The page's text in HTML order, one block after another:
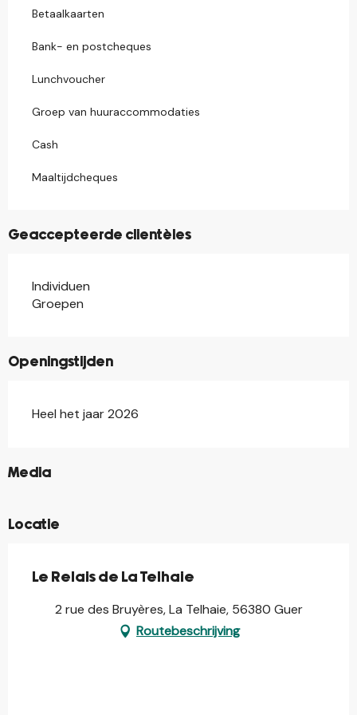
Betaalkaarten
Bank- en postcheques
Lunchvoucher
Groep van huuraccommodaties
Cash
Maaltijdcheques
Geaccepteerde clientèles
Individuen
Groepen
Openingstijden
Heel het jaar 2026
Media
©
Locatie
Le Relais de La Telhaie
2 rue des Bruyères, La Telhaie, 56380 Guer
Routebeschrijving